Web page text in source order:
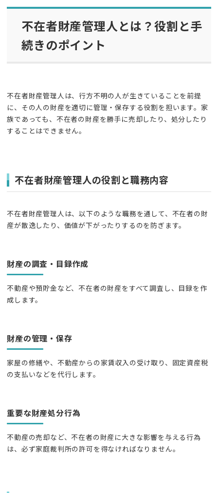
不在者財産管理人とは？役割と手
続きのポイント
不在者財産管理人は、行方不明の人が生きていることを前提
に、その人の財産を適切に管理・保存する役割を担います。家
族であっても、不在者の財産を勝手に売却したり、処分したり
することはできません。
不在者財産管理人の役割と職務内容
不在者財産管理人は、以下のような職務を通して、不在者の財
産が散逸したり、価値が下がったりするのを防ぎます。
財産の調査・目録作成
不動産や預貯金など、不在者の財産をすべて調査し、目録を作
成します。
財産の管理・保存
家屋の修繕や、不動産からの家賃収入の受け取り、固定資産税
の支払いなどを代行します。
重要な財産処分行為
不動産の売却など、不在者の財産に大きな影響を与える行為
は、必ず家庭裁判所の許可を得なければなりません。